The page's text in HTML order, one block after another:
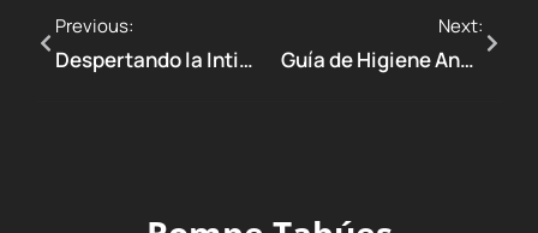
Previous:
Despertando la Intimidad: Rituales Matutinos
Next:
Guía de Higiene Anal: Lavado Anal de Forma Segura